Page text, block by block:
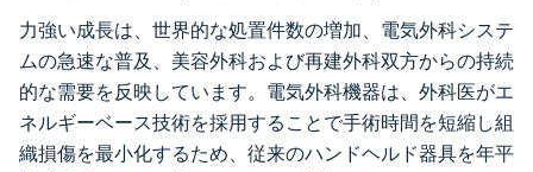
力強い成長は、世界的な処置件数の増加、電気外科システ
ムの急速な普及、美容外科および再建外科双方からの持続
的な需要を反映しています。電気外科機器は、外科医がエ
ネルギーベース技術を採用することで手術時間を短縮し組
織損傷を最小化するため、従来のハンドヘルド器具を年平